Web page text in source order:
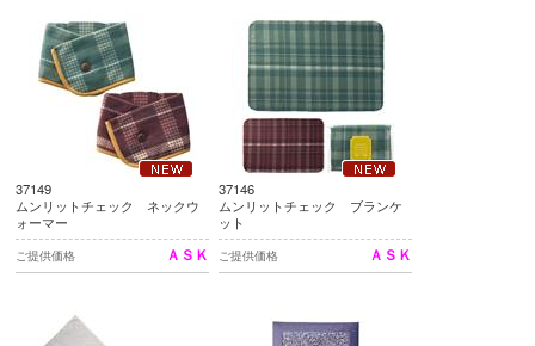
37149
ムンリットチェック ネックウ
ォーマー
ご提供価格 ＡＳＫ
37146
ムンリットチェック ブランケ
ット
ご提供価格 ＡＳＫ